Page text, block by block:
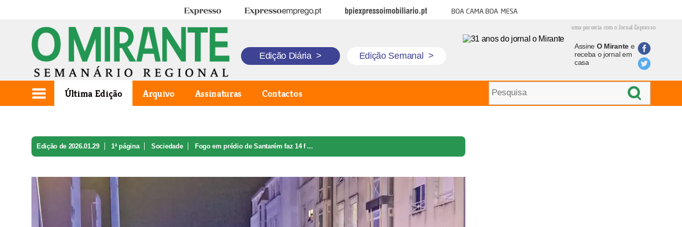
Expresso Expresso Emprego BPI Expresso Imobiliário Boa cama boa mesa
uma parceria com o Jornal Expresso
Edição Diária > Edição Semanal >
Assine O Mirantee
receba o jornal em
casa
Última Edição Arquivo Assinaturas Contactos
Edição de 2026.01.29 1ª página Sociedade Fogo em prédio de Santarém faz 14 f ...